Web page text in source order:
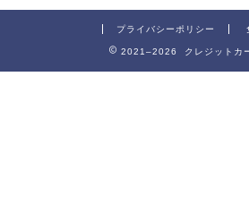
プライバシーポリシー
2021–2026 クレジットカ